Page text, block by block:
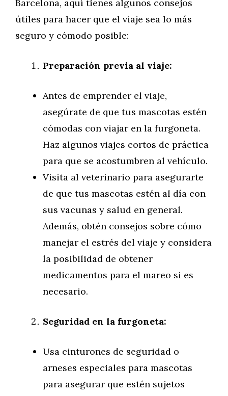
Barcelona, aquí tienes algunos consejos
útiles para hacer que el viaje sea lo más
seguro y cómodo posible:
Preparación previa al viaje:
Antes de emprender el viaje,
asegúrate de que tus mascotas estén
cómodas con viajar en la furgoneta.
Haz algunos viajes cortos de práctica
para que se acostumbren al vehículo.
Visita al veterinario para asegurarte
de que tus mascotas estén al día con
sus vacunas y salud en general.
Además, obtén consejos sobre cómo
manejar el estrés del viaje y considera
la posibilidad de obtener
medicamentos para el mareo si es
necesario.
Seguridad en la furgoneta:
Usa cinturones de seguridad o
arneses especiales para mascotas
para asegurar que estén sujetos